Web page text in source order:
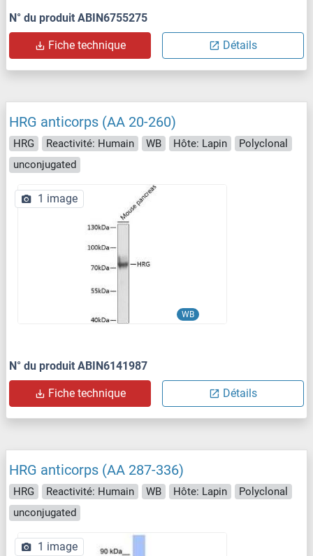
N° du produit ABIN6755275
Fiche technique Détails
HRG anticorps (AA 20-260)
HRG Reactivité: Humain WB Hôte: Lapin
Polyclonal
unconjugated
WB
1 image
N° du produit ABIN6141987
Fiche technique Détails
HRG anticorps (AA 287-336)
HRG Reactivité: Humain WB Hôte: Lapin
Polyclonal
unconjugated
1 image